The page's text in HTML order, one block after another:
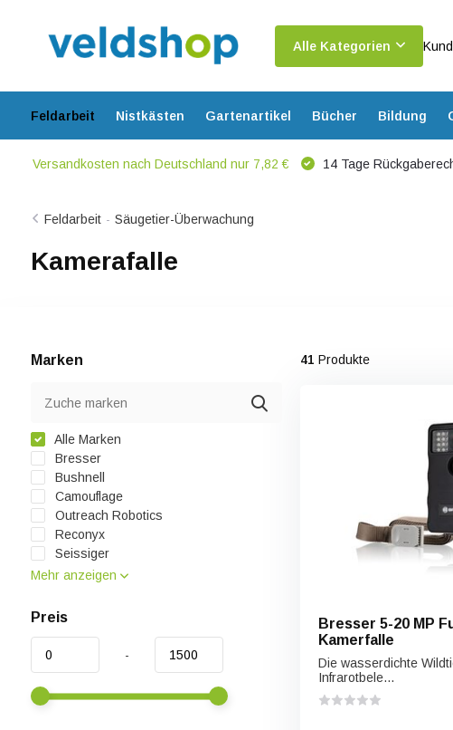
Alle Kategorien
Feldarbeit Nistkästen Gartenartikel Bücher Bildung
Versandkosten nach Deutschland nur 7,82 € 14 Tage
Feldarbeit - Säugetier-Überwachung
Kamerafalle
Marken
Alle Marken
Bresser
Bushnell
Camouflage
Outreach Robotics
Reconyx
Seissiger
Mehr anzeigen
Preis
-
41 Produkte
Bresser 5-20 MP
Kamerfalle
Die wasserdichte
Infrarotbele...